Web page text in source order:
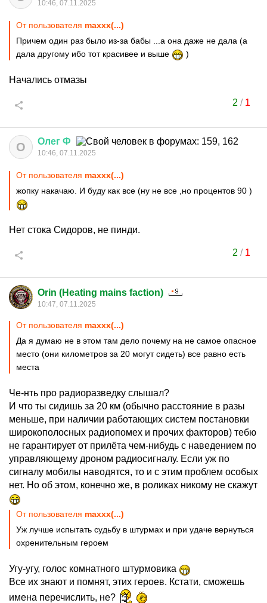
10:46, 07.11.2025
От пользователя maxxx(...)
Причем один раз было из-за бабы ...а она даже не дала (а
дала другому ибо тот красивее и выше
)
Начались отмазы
2 / 1
О Олег Ф
10:46, 07.11.2025
От пользователя maxxx(...)
жопку накачаю. И буду как все (ну не все ,но процентов 90 )
Нет стока Сидоров, не пинди.
2 / 1
Orin (Heating mains faction)
10:47, 07.11.2025
От пользователя maxxx(...)
Да я думаю не в этом там дело почему на не самое опасное
место (они километров за 20 могут сидеть) все равно есть
места
Че-нть про радиоразведку слышал?
И что ты сидишь за 20 км (обычно расстояние в разы
меньше, при наличии работающих систем постановки
широкополосных радиопомех и прочих факторов) тебю
не гарантирует от прилёта чем-нибудь с наведением по
управляющему дроном радиосигналу. Если уж по
сигналу мобилы наводятся, то и с этим проблем особых
нет. Но об этом, конечно же, в роликах никому не скажут
От пользователя maxxx(...)
Уж лучше испытать судьбу в штурмах и при удаче вернуться
охренительным героем
Угу-угу, голос комнатного штурмовика
Все их знают и помнят, этих героев. Кстати, сможешь
имена перечислить, не?